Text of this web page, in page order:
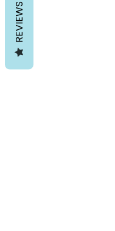
REVIEWS